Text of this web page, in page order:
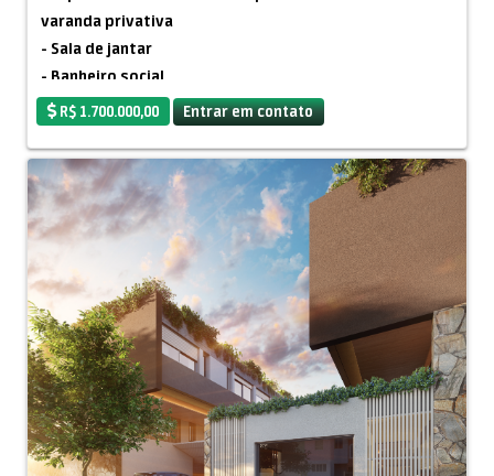
varanda privativa
- Sala de jantar
- Banheiro social
- Varanda
- Dispensa
- Garagem coberta para 3 carros
- Sala de TV com lavabo
- Cozinha com ilha
- Sala de estar com lareira a gás
- Piscina com prainha
- Sauna
- Banheira de hidromassagem
- Área gourmet com churrasqueira, forno a lenha,
banheiro e lavabo.
- Pomar
R$ 1.700.000,00 Entrar em contato